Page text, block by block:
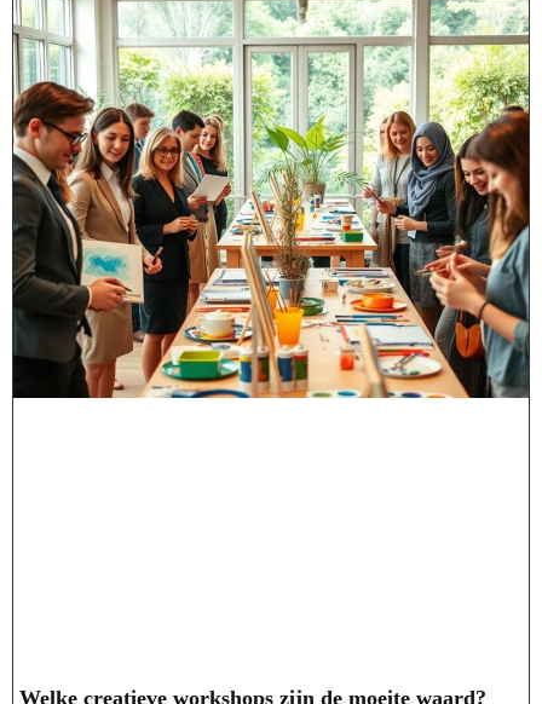
Welke creatieve workshops zijn de moeite waard?